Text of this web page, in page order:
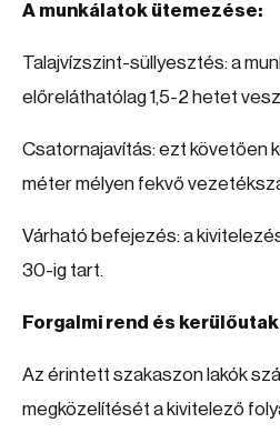
A munkálatok ütemezése:
Talajvízszint-süllyesztés: a
előreláthatólag 1,5-2 hetet
Csatornajavítás: ezt követően
méter mélyen fekvő
Várható befejezés: a
30-ig tart.
Forgalmi rend és
Az érintett szakaszon lakók
megközelítését a kivitelező